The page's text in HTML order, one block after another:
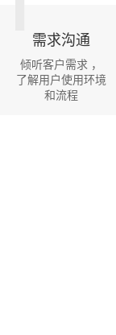
需求沟通
倾听客户需求 ，
了解用户使用环境
和流程